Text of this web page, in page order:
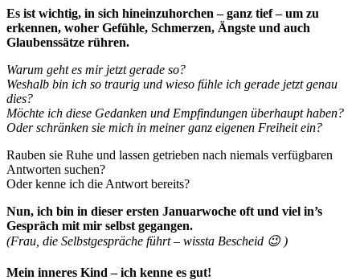
Es ist wichtig, in sich hineinzuhorchen – ganz tief – um zu
erkennen, woher Gefühle, Schmerzen, Ängste und auch
Glaubenssätze rühren.
Warum geht es mir jetzt gerade so?
Weshalb bin ich so traurig und wieso fühle ich gerade jetzt genau
dies?
Möchte ich diese Gedanken und Empfindungen überhaupt haben?
Oder schränken sie mich in meiner ganz eigenen Freiheit ein?
Rauben sie Ruhe und lassen getrieben nach niemals verfügbaren
Antworten suchen?
Oder kenne ich die Antwort bereits?
Nun, ich bin in dieser ersten Januarwoche oft und viel in’s
Gespräch mit mir selbst gegangen.
(Frau, die Selbstgespräche führt – wissta Bescheid 😉 )
Mein inneres Kind – ich kenne es gut!